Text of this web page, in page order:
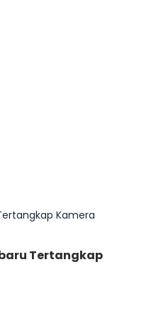
Kamera
Tertangkap